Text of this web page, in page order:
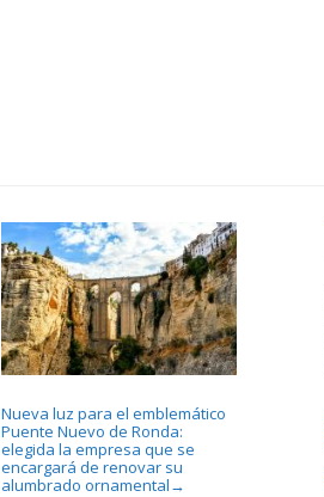
Nueva luz para el emblemático
Puente Nuevo de Ronda:
elegida la empresa que se
encargará de renovar su
alumbrado ornamental →